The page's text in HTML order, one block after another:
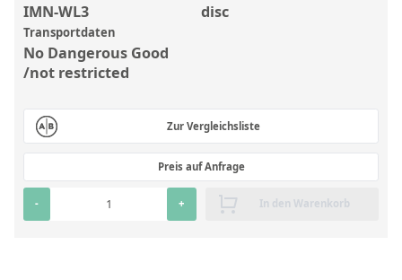
Custom-Made
Übersicht: Kundenspezifische Standards
Organische Analyten | Rückstandsanalytik
Metallstandards | Setting Up Samples (SUS)
IMN-WL3 disc
Transportdaten
No Dangerous Good
/not restricted
Zur Vergleichsliste
Preis auf Anfrage
- + In den Warenkorb